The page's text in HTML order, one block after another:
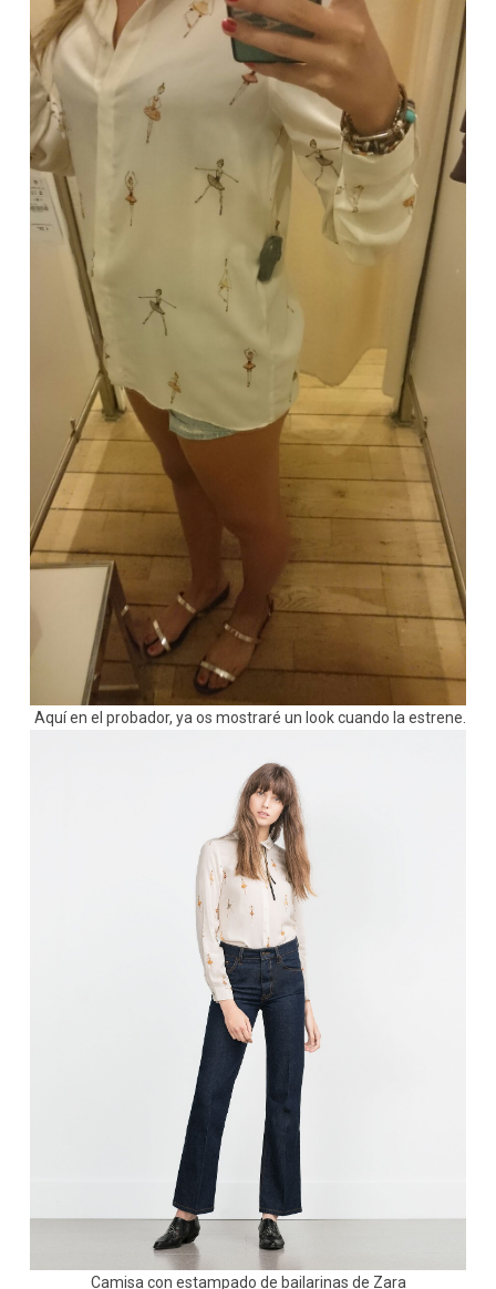
Aquí en el probador, ya os mostraré un look cuando la estrene.
Camisa con estampado de bailarinas de Zara